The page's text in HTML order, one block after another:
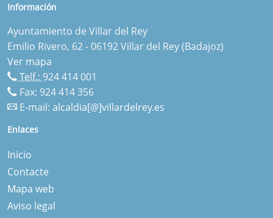
Información
Ayuntamiento de Villar del Rey
Emilio Rivero, 62 - 06192 Villar del Rey (Badajoz)
Ver mapa
Telf.: 924 414 001
Fax: 924 414 356
E-mail: alcaldia[@]villardelrey.es
Enlaces
Inicio
Contacte
Mapa web
Aviso legal